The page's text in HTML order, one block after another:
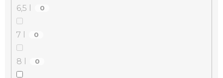
6,5 l 0
7 l 0
8 l 0